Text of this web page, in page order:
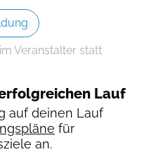
Veranstalter statt
Lauf
auf deinen Lauf
für
an.